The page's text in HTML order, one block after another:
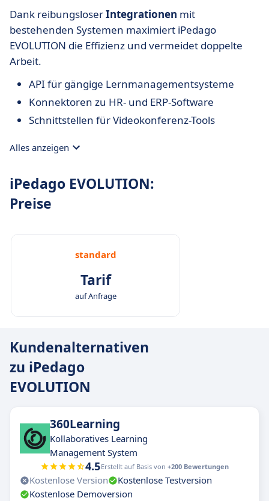
Dank reibungsloserIntegrationen mit
bestehenden Systemen maximiert iPedago
EVOLUTION die Effizienz und vermeidet doppelte
Arbeit.
API für gängige Lernmanagementsysteme
Konnektoren zu HR- und ERP-Software
Schnittstellen für Videokonferenz-Tools
Alles anzeigen
iPedago EVOLUTION:
Preise
standard
Tarif
auf Anfrage
Kundenalternativen
zu iPedago
EVOLUTION
360Learning
Kollaboratives Learning
Management System
4.5Erstellt auf Basis von +200 Bewertungen
Kostenlose Version
Kostenlose Testversion
Kostenlose Demoversion